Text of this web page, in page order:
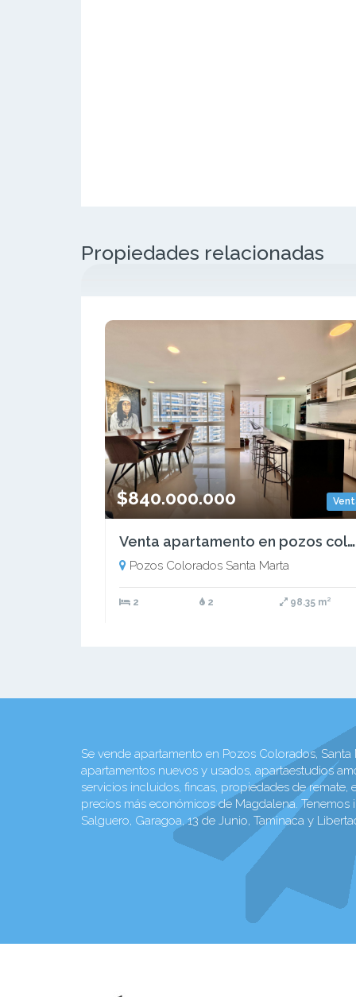
Propiedades relacionadas
$840.000.000
Venta apartamento en pozos colorados
Pozos Colorados Santa Marta
2 2 98.35 m²
Se vende apartamento en Pozos Colorados,
apartamentos nuevos y usados, apartaestudios
servicios incluidos, fincas, propiedades de
precios más económicos de Magdalena.
Salguero, Garagoa, 13 de Junio, Taminaca y